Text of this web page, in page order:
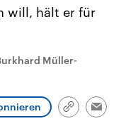
will, hält er für
Müller-
Link